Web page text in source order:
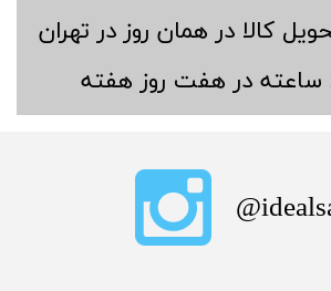
کالا در همان روز در تهران